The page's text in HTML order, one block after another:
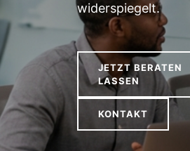
widerspiegelt.
JETZT BERATEN
LASSEN
KONTAKT